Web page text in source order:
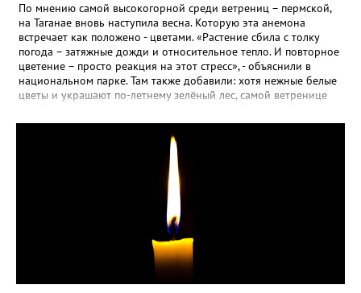
По мнению самой высокогорной среди ветрениц – пермской,
на Таганае вновь наступила весна. Которую эта анемона
встречает как положено - цветами. «Растение сбила с толку
погода – затяжные дожди и относительное тепло. И повторное
цветение – просто реакция на этот стресс», - объяснили в
национальном парке. Там также добавили: хотя нежные белые
цветы и украшают по-летнему зелёный лес, самой ветренице
силы перед долгой зимовкой.